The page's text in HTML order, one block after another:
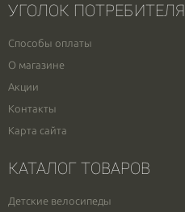
УГОЛОК ПОТРЕБИТЕЛЯ
Способы оплаты
О магазине
Акции
Контакты
Карта сайта
КАТАЛОГ ТОВАРОВ
Детские велосипеды